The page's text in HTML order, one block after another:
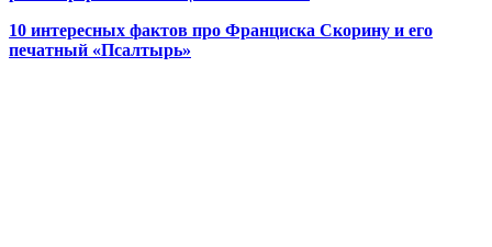
10 интересных фактов про Франциска Скорину и его
печатный «Псалтырь»